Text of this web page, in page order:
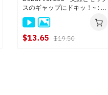
スのギャップにドキッ！~ : 水
戸ありさ
$13.65 $19.50